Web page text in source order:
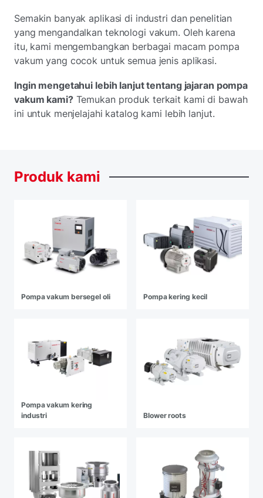
Semakin banyak aplikasi di industri dan penelitian
yang mengandalkan teknologi vakum. Oleh karena
itu, kami mengembangkan berbagai macam pompa
vakum yang cocok untuk semua jenis aplikasi.
Ingin mengetahui lebih lanjut tentang jajaran pompa
vakum kami?Temukan produk terkait kami di bawah
ini untuk menjelajahi katalog kami lebih lanjut.
Produk kami
Pompa vakum bersegel oli Pompa kering kecil
Pompa vakum kering
industri
Blower roots